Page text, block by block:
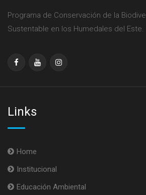
Programa de Conservación de la
Sustentable en los Humedales del Este.
Links
Home
Institucional
Educación Ambiental